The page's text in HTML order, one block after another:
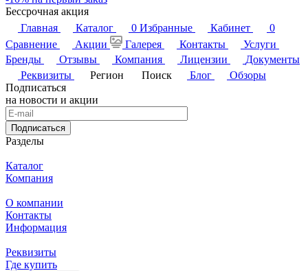
Бессрочная акция
Главная
Каталог 0 Избранные Кабинет
0
Сравнение
Акции Галерея Контакты
Услуги
Бренды
Отзывы Компания Лицензии
Документы
Реквизиты
Регион Поиск Блог
Обзоры
Подписаться
на новости и акции
Подписаться
Разделы
Каталог
Компания
О компании
Контакты
Информация
Реквизиты
Где купить